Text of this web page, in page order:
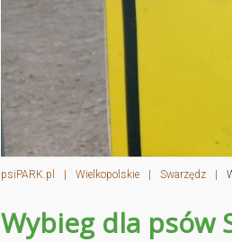
psiPARK.pl | Wielkopolskie | Swarzędz |
Wybieg dla psów